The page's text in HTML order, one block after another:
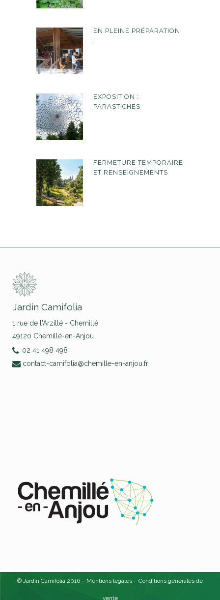
EN PLEINE PRÉPARATION
!
EXPOSITION :
PARASTICHES
FERMETURE TEMPORAIRE
ET RENSEIGNEMENTS
Jardin Camifolia
1 rue de l'Arzillé - Chemillé
49120 Chemillé-en-Anjou
02 41 498 498
contact-camifolia@chemille-en-anjou.fr
© Jardin Camifolia 2016 – Mentions légales – Conditions générales de
vente